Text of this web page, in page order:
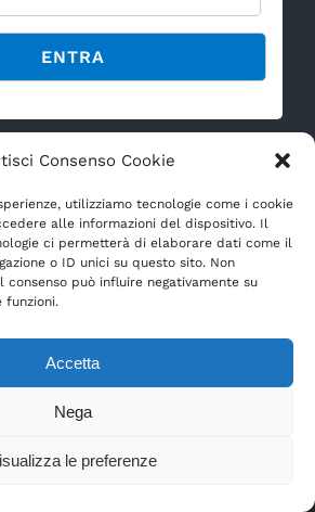
Consenso Cookie
utilizziamo tecnologie come i cookie
alle informazioni del dispositivo. Il
ci permetterà di elaborare dati come il
o ID unici su questo sito. Non
può influire negativamente su
funzioni.
Accetta
Nega
le preferenze
Meditazione, Pilates, Postura,